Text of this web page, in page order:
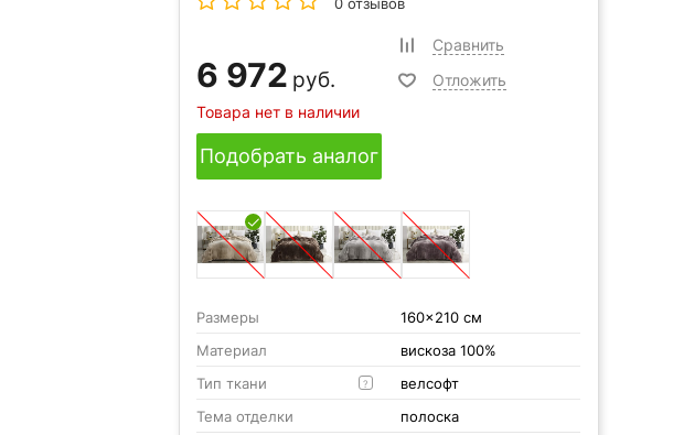
6 972 руб.
Товара нет в наличии
Сравнить
Отложить
Подобрать аналог
Размеры
160x210 см
Материал
вискоза 100%
Тип ткани
?
велсофт
Тема отделки
полоска